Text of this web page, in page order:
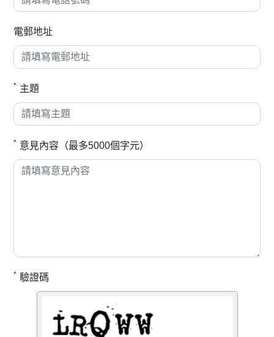
電郵地址
* 主題
* 意見內容（最多5000個字元）
* 驗證碼